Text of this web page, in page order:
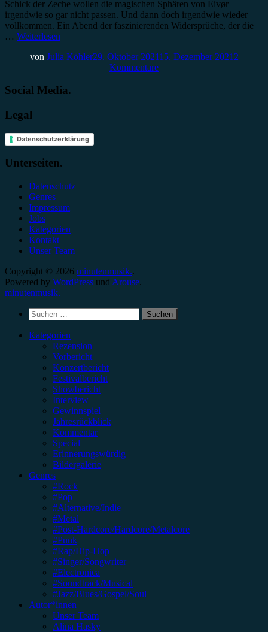
Schick der Zeche wollen die magischen Sphären von Eivør
irgendwie so gar nicht passen. Und dann doch irgendwie wieder
vollkommen. Ein Abend der faszinierenden Widersprüche, der die
… Weiterlesen
von Julia Köhler29. Oktober 202115. Dezember 2021 2
Kommentare
Social Media.
Legal
Datenschutzerklärung
Unterseiten.
Datenschutz
Genres
Impressum
Jobs
Kategorien
Kontakt
Unser Team
Copyright © 2026 minutenmusik..
Powered by WordPress und Arouse.
minutenmusik.
Suchen
nach:
Kategorien
Rezension
Vorbericht
Konzertbericht
Festivalbericht
Showbericht
Interview
Gewinnspiel
Jahresrückblick
Kommentar
Special
Erinnerungswürdig
Bildergalerie
Genres
#Rock
#Pop
#Alternative/Indie
#Metal
#Post-Hardcore/Hardcore/Metalcore
#Punk
#Rap/Hip-Hop
#Singer/Songwriter
#Electronica
#Soundtrack/Musical
#Jazz/Blues/Gospel/Soul
Autor*innen
Unser Team
Alina Hasky